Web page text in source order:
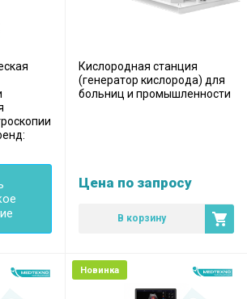
Кислородная станция
(генератор кислорода) для
больниц и промышленности
Цена по запросу
В корзину
Новинка